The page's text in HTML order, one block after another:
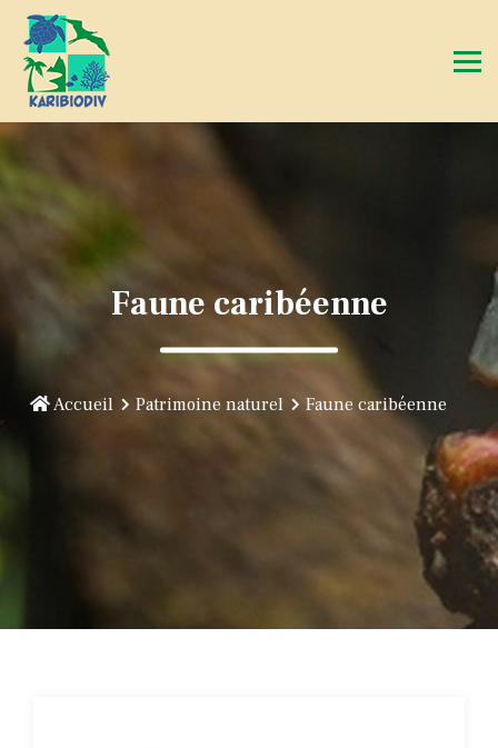
Faune caribéenne
Accueil Patrimoine naturel Faune caribéenne